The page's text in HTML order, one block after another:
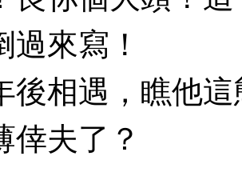
過來寫！
後相遇，瞧他
倖夫了？